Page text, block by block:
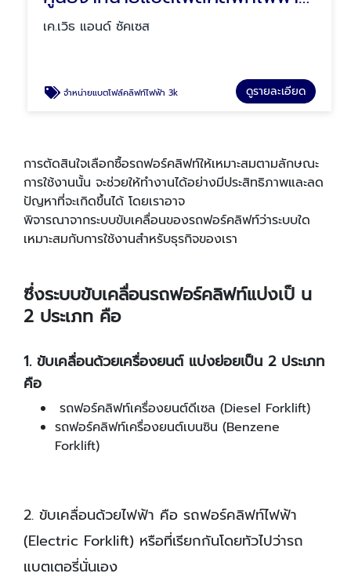
เค.เวิธ แอนด์ ซัคเซส
จำหน่ายแบตโฟล์คลิฟท์ไฟฟ้า 3k ดูรายละเอียด
การตัดสินใจเลือกซื้อรถฟอร์คลิฟท์ให้เหมาะสมตามลักษณะ
การใช้งานนั้น จะช่วยให้ทํางานได้อย่างมีประสิทธิภาพและลด
ปัญหาที่จะเกิดขึ้นได้ โดยเราอาจ
พิจารณาจากระบบขับเคลื่อนของรถฟอร์คลิฟท์ว่าระบบใด
เหมาะสมกับการใช้งานสําหรับธุรกิจของเรา
ซึ่งระบบขับเคลื่อนรถฟอร์คลิฟท์แบ่งเป็ น
2 ประเภท คือ
1. ขับเคลื่อนด้วยเครื่องยนต์ แบ่งย่อยเป็น 2 ประเภท
คือ
รถฟอร์คลิฟท์เครื่องยนต์ดีเซล (Diesel Forklift)
รถฟอร์คลิฟท์เครื่องยนต์เบนซิน (Benzene
Forklift)
2. ขับเคลื่อนด้วยไฟฟ้า คือ รถฟอร์คลิฟท์ไฟฟ้า
(Electric Forklift) หรือที่เรียกกันโดยทัวไปว่ารถ
แบตเตอรี่นั่นเอง